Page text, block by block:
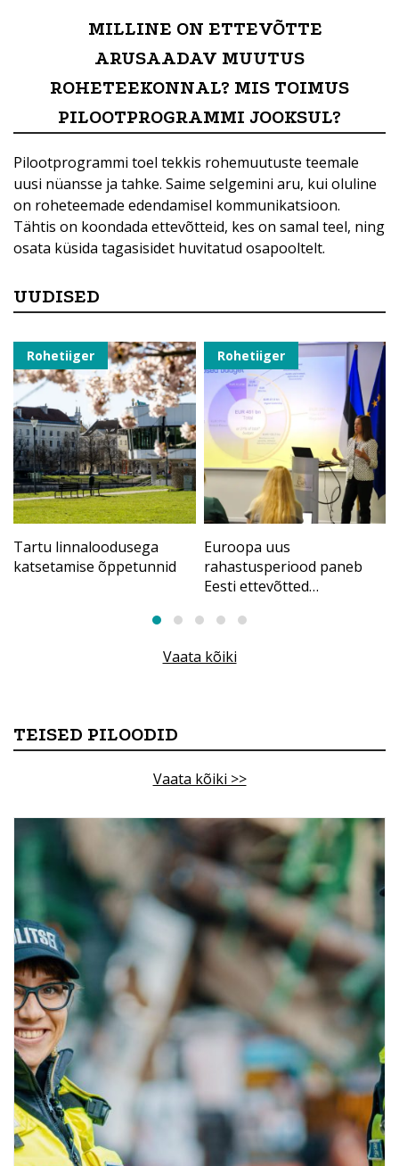
MILLINE ON ETTEVÕTTE
ARUSAADAV MUUTUS
ROHETEEKONNAL? MIS TOIMUS
PILOOTPROGRAMMI JOOKSUL?
Pilootprogrammi toel tekkis rohemuutuste teemale
uusi nüansse ja tahke. Saime selgemini aru, kui oluline
on roheteemade edendamisel kommunikatsioon.
Tähtis on koondada ettevõtteid, kes on samal teel, ning
osata küsida tagasisidet huvitatud osapooltelt.
UUDISED
Rohetiiger
Tartu linnaloodusega
katsetamise õppetunnid
Rohetiiger
Euroopa uus
rahastusperiood paneb
Eesti ettevõtted
Vaata kõiki
TEISED PILOODID
Vaata kõiki >>